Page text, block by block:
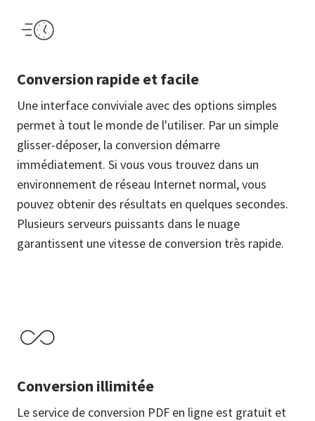
Conversion rapide et facile
Une interface conviviale avec des options simples
permet à tout le monde de l'utiliser. Par un simple
glisser-déposer, la conversion démarre
immédiatement. Si vous vous trouvez dans un
environnement de réseau Internet normal, vous
pouvez obtenir des résultats en quelques secondes.
Plusieurs serveurs puissants dans le nuage
garantissent une vitesse de conversion très rapide.
Conversion illimitée
Le service de conversion PDF en ligne est gratuit et